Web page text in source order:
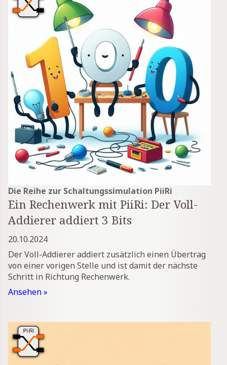
Die Reihe zur Schaltungssimulation PiiRi
Ein Rechenwerk mit PiiRi: Der Voll-
Addierer addiert 3 Bits
20.10.2024
Der Voll-Addierer addiert zusätzlich einen Übertrag
von einer vorigen Stelle und ist damit der nächste
Schritt in Richtung Rechenwerk.
Ansehen »